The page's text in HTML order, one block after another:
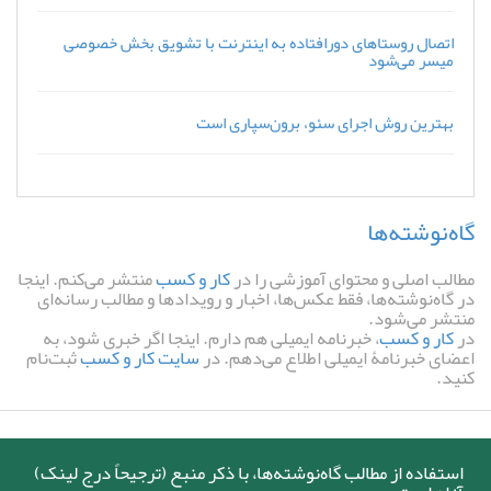
اتصال روستاهای دورافتاده به اینترنت با تشویق بخش خصوصی
میسر می‌شود
بهترین روش اجرای سئو، برون‌سپاری است
گاه‌نوشته‌ها
مطالب اصلی و محتوای آموزشی را درکار و کسبمنتشر می‌کنم. اینجا
در گاه‌نوشته‌ها، فقط عکس‌ها، اخبار و رویدادها و مطالب رسانه‌ای
منتشر می‌شود.
درکار و کسب، خبرنامه ایمیلی هم دارم. اینجا اگر خبری شود، به
اعضای خبرنامۀ ایمیلی اطلاع می‌دهم. درسایت کار و کسبثبت‌نام
کنید.
استفاده از مطالب گاه‌نوشته‌ها، با ذکر منبع (ترجیحاً درج لینک)